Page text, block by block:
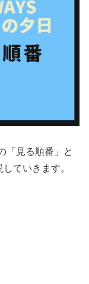
「見る順番」と
ていきます。